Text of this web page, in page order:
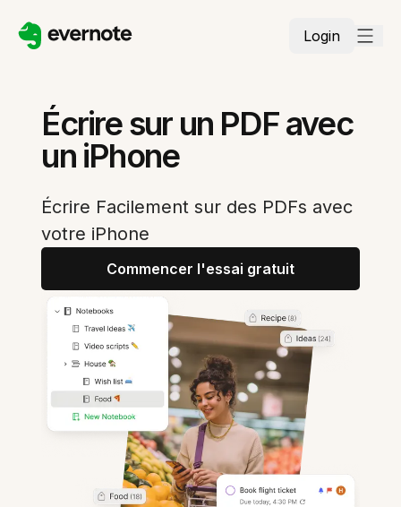
Login
Écrire sur un PDF avec
un iPhone
Écrire Facilement sur des PDFs avec
votre iPhone
Commencer l'essai gratuit